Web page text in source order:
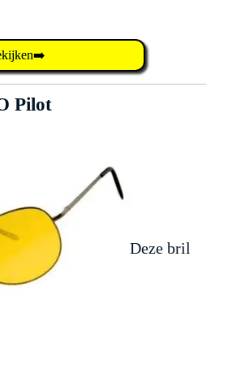
Pilot
Deze bril